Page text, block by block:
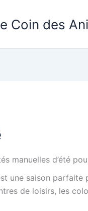
Coin des
manuelles d’été
une saison
de loisirs, les